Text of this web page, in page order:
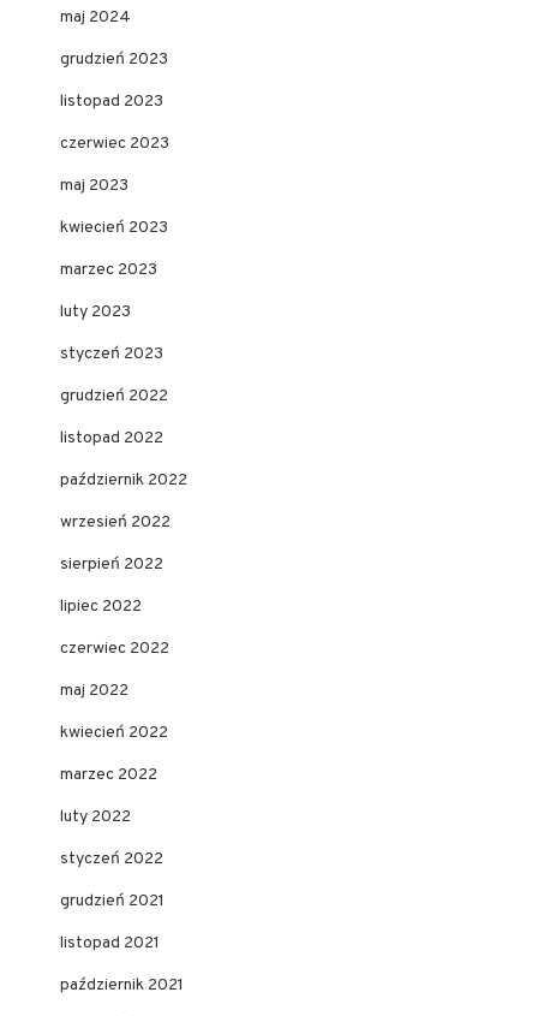
maj 2024
grudzień 2023
listopad 2023
czerwiec 2023
maj 2023
kwiecień 2023
marzec 2023
luty 2023
styczeń 2023
grudzień 2022
listopad 2022
październik 2022
wrzesień 2022
sierpień 2022
lipiec 2022
czerwiec 2022
maj 2022
kwiecień 2022
marzec 2022
luty 2022
styczeń 2022
grudzień 2021
listopad 2021
październik 2021